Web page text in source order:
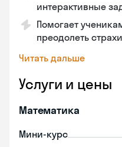
интерактивные
Помогает
преодолеть страхи
Читать дальше
Услуги и цены
Математика
Мини-курс